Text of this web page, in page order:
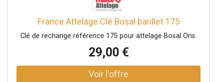
France Attelage Clé Bosal barillet 175
Clé de rechange référence 175 pour attelage Bosal Oris.
29,00 €